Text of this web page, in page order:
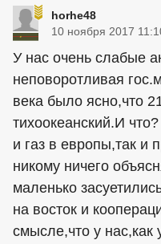
horhe48
10 ноября 2017
У нас очень слабые
неповоротливая
века было ясно,что
тихоокеанский.И
и газ в европы,так и
никому ничего
маленько
на восток и
смысле,что у нас,как